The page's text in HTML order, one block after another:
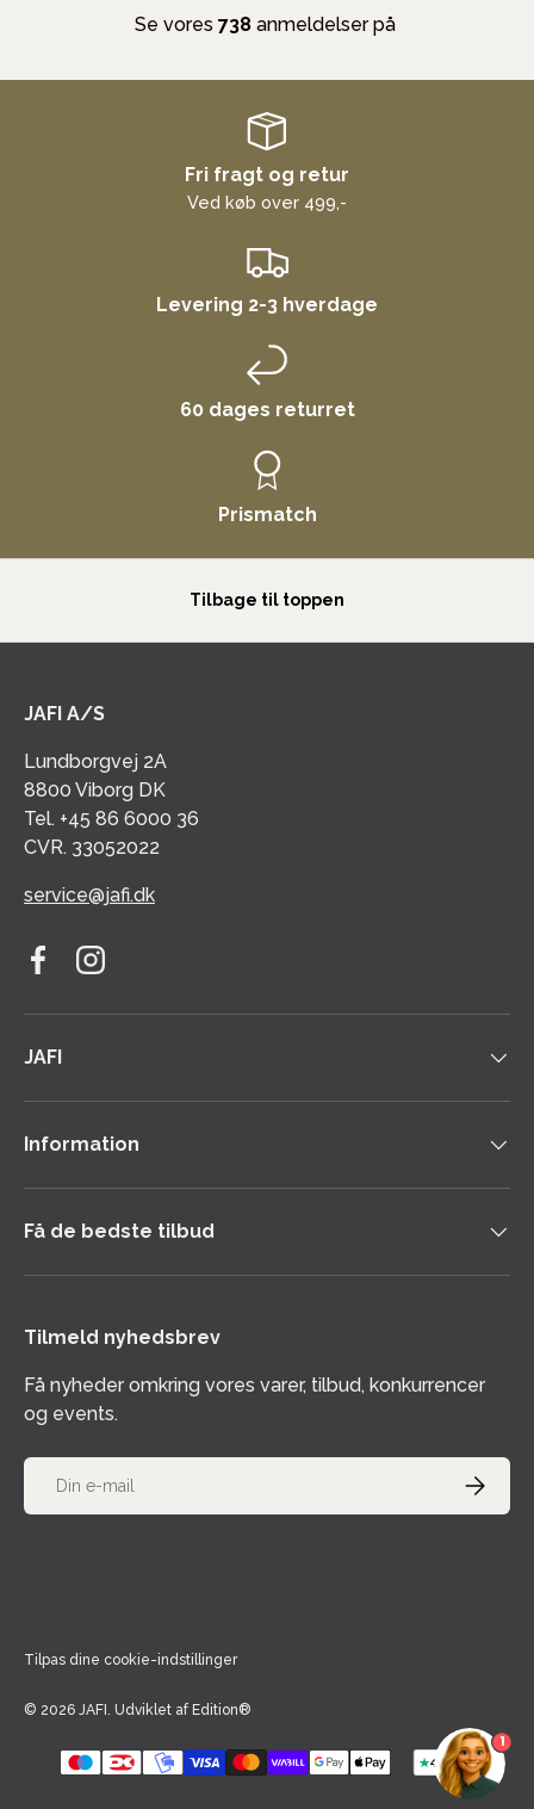
Se vores 738 anmeldelser på
Fri fragt og retur
Ved køb over 499,-
Levering 2-3 hverdage
60 dages returret
Prismatch
Tilbage til toppen
JAFI A/S
Lundborgvej 2A
8800 Viborg DK
Tel. +45 86 6000 36
CVR. 33052022
service@jafi.dk
FacebookInstagram
JAFI
Information
Få de bedste tilbud
Tilmeld nyhedsbrev
Få nyheder omkring vores varer, tilbud, konkurrencer
og events.
E-mail
TILMELD
Tilpas dine cookie-indstillinger
© 2026 JAFI Udviklet af Edition®
1